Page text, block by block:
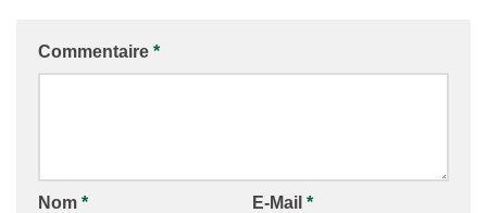
Commentaire *
Nom * E-Mail *